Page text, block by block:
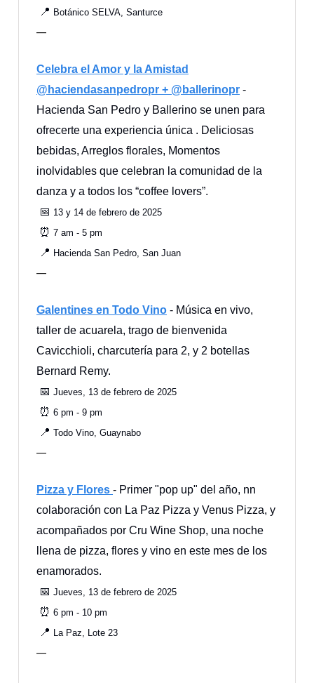
📍 Botánico SELVA, Santurce
—
Celebra el Amor y la Amistad
@haciendasanpedropr + @ballerinopr -
Hacienda San Pedro y Ballerino se unen para
ofrecerte una experiencia única . Deliciosas
bebidas, Arreglos florales, Momentos
inolvidables que celebran la comunidad de la
danza y a todos los “coffee lovers”.
📅 13 y 14 de febrero de 2025
⏰ 7 am - 5 pm
📍 Hacienda San Pedro, San Juan
—
Galentines en Todo Vino - Música en vivo,
taller de acuarela, trago de bienvenida
Cavicchioli, charcutería para 2, y 2 botellas
Bernard Remy.
📅 Jueves, 13 de febrero de 2025
⏰ 6 pm - 9 pm
📍 Todo Vino, Guaynabo
—
Pizza y Flores - Primer "pop up" del año, nn
colaboración con La Paz Pizza y Venus Pizza, y
acompañados por Cru Wine Shop, una noche
llena de pizza, flores y vino en este mes de los
enamorados.
📅 Jueves, 13 de febrero de 2025
⏰ 6 pm - 10 pm
📍 La Paz, Lote 23
—